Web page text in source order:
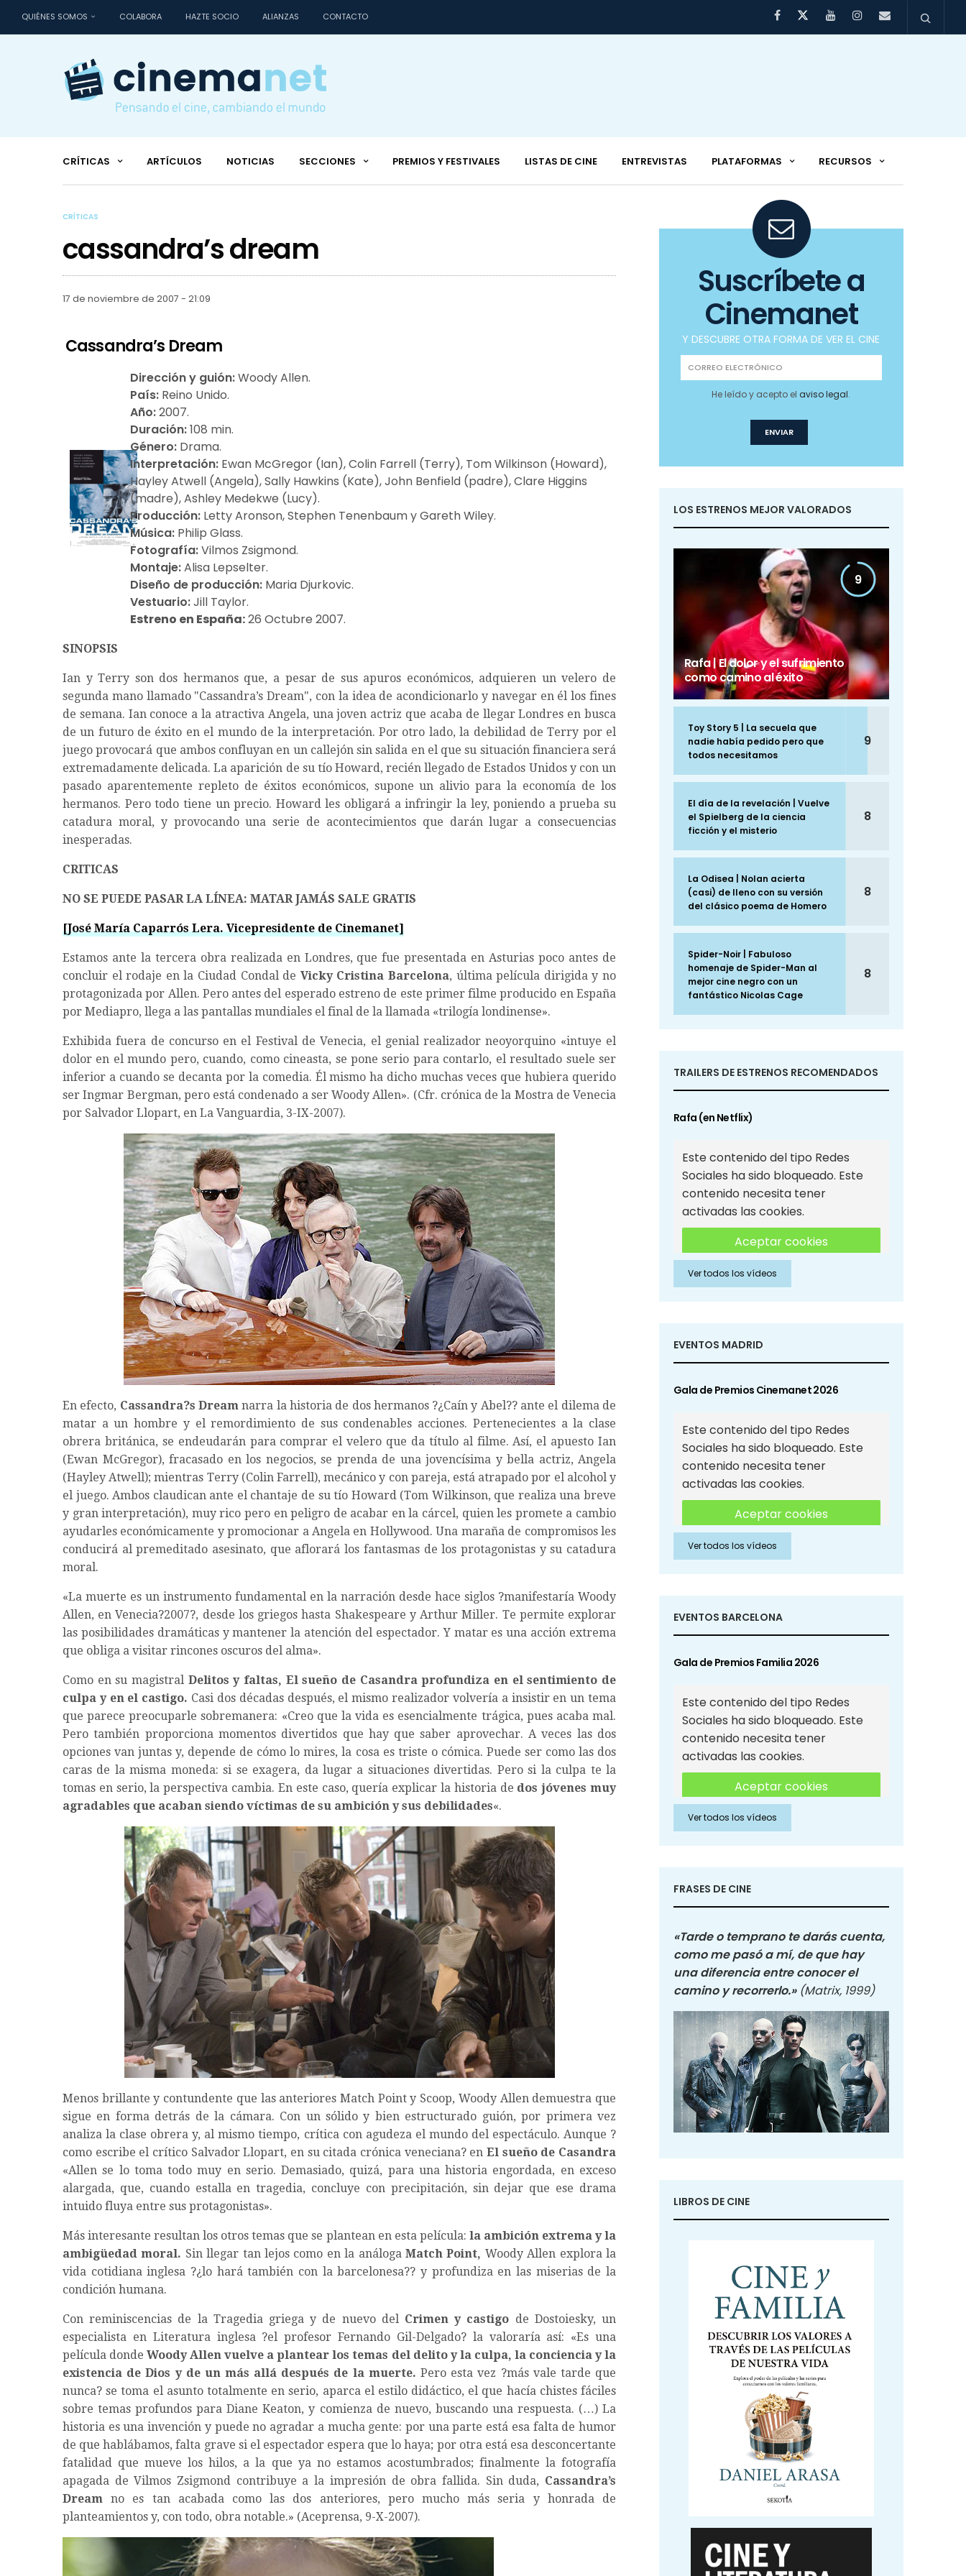
QUIÉNES SOMOS COLABORA HAZTE SOCIO ALIANZAS CONTACTO
CRÍTICAS ARTÍCULOS NOTICIAS SECCIONES PREMIOS Y FESTIVALES LISTAS DE CINE ENTREVISTAS PLATAFORMAS RECURSOS
CRÍTICAS
cassandra’s dream
17 de noviembre de 2007 - 21:09
Cassandra’s Dream
Dirección y guión:Woody Allen.
País: Reino Unido.
Año:2007.
Duración:108 min.
Género: Drama.
Interpretación: Ewan McGregor (Ian), Colin Farrell (Terry), Tom Wilkinson (Howard),
Hayley Atwell (Angela), Sally Hawkins (Kate), John Benfield (padre), Clare Higgins
(madre), Ashley Medekwe (Lucy).
Producción: Letty Aronson, Stephen Tenenbaum y Gareth Wiley.
Música: Philip Glass.
Fotografía:Vilmos Zsigmond.
Montaje:Alisa Lepselter.
Diseño de producción: Maria Djurkovic.
Vestuario:Jill Taylor.
Estreno en España:26 Octubre 2007.
SINOPSIS
Ian y Terry son dos hermanos que, a pesar de sus apuros económicos, adquieren un velero de
segunda mano llamado "Cassandra’s Dream", con la idea de acondicionarlo y navegar en él los fines
de semana. Ian conoce a la atractiva Angela, una joven actriz que acaba de llegar Londres en busca
de un futuro de éxito en el mundo de la interpretación. Por otro lado, la debilidad de Terry por el
juego provocará que ambos confluyan en un callejón sin salida en el que su situación financiera será
extremadamente delicada. La aparición de su tío Howard, recién llegado de Estados Unidos y con un
pasado aparentemente repleto de éxitos económicos, supone un alivio para la economía de los
hermanos. Pero todo tiene un precio. Howard les obligará a infringir la ley, poniendo a prueba su
catadura moral, y provocando una serie de acontecimientos que darán lugar a consecuencias
inesperadas.
CRITICAS
NO SE PUEDE PASAR LA LÍNEA: MATAR JAMÁS SALE GRATIS
[José María Caparrós Lera. Vicepresidente de Cinemanet]
Estamos ante la tercera obra realizada en Londres, que fue presentada en Asturias poco antes de
concluir el rodaje en la Ciudad Condal de Vicky Cristina Barcelona, última película dirigida y no
protagonizada por Allen. Pero antes del esperado estreno de este primer filme producido en España
por Mediapro, llega a las pantallas mundiales el final de la llamada «trilogía londinense».
Exhibida fuera de concurso en el Festival de Venecia, el genial realizador neoyorquino «intuye el
dolor en el mundo pero, cuando, como cineasta, se pone serio para contarlo, el resultado suele ser
inferior a cuando se decanta por la comedia. Él mismo ha dicho muchas veces que hubiera querido
ser Ingmar Bergman, pero está condenado a ser Woody Allen». (Cfr. crónica de la Mostra de Venecia
por Salvador Llopart, en La Vanguardia, 3-IX-2007).
En efecto, Cassandra?s Dreamnarra la historia de dos hermanos ?¿Caín y Abel?? ante el dilema de
matar a un hombre y el remordimiento de sus condenables acciones. Pertenecientes a la clase
obrera británica, se endeudarán para comprar el velero que da título al filme. Así, el apuesto Ian
(Ewan McGregor), fracasado en los negocios, se prenda de una jovencísima y bella actriz, Angela
(Hayley Atwell); mientras Terry (Colin Farrell), mecánico y con pareja, está atrapado por el alcohol y
el juego. Ambos claudican ante el chantaje de su tío Howard (Tom Wilkinson, que realiza una breve
y gran interpretación), muy rico pero en peligro de acabar en la cárcel, quien les promete a cambio
ayudarles económicamente y promocionar a Angela en Hollywood. Una maraña de compromisos les
conducirá al premeditado asesinato, que aflorará los fantasmas de los protagonistas y su catadura
moral.
«La muerte es un instrumento fundamental en la narración desde hace siglos ?manifestaría Woody
Allen, en Venecia?2007?, desde los griegos hasta Shakespeare y Arthur Miller. Te permite explorar
las posibilidades dramáticas y mantener la atención del espectador. Y matar es una acción extrema
que obliga a visitar rincones oscuros del alma».
Como en su magistral Delitos y faltas, El sueño de Casandra profundiza en el sentimiento de
culpa y en el castigo. Casi dos décadas después, el mismo realizador volvería a insistir en un tema
que parece preocuparle sobremanera: «Creo que la vida es esencialmente trágica, pues acaba mal.
Pero también proporciona momentos divertidos que hay que saber aprovechar. A veces las dos
opciones van juntas y, depende de cómo lo mires, la cosa es triste o cómica. Puede ser como las dos
caras de la misma moneda: si se exagera, da lugar a situaciones divertidas. Pero si la culpa te la
tomas en serio, la perspectiva cambia. En este caso, quería explicar la historia de dos jóvenes muy
agradables que acaban siendo víctimas de su ambición y sus debilidades«.
Menos brillante y contundente que las anteriores Match Point y Scoop, Woody Allen demuestra que
sigue en forma detrás de la cámara. Con un sólido y bien estructurado guión, por primera vez
analiza la clase obrera y, al mismo tiempo, crítica con agudeza el mundo del espectáculo. Aunque ?
como escribe el crítico Salvador Llopart, en su citada crónica veneciana? en El sueño de Casandra
«Allen se lo toma todo muy en serio. Demasiado, quizá, para una historia engordada, en exceso
alargada, que, cuando estalla en tragedia, concluye con precipitación, sin dejar que ese drama
intuido fluya entre sus protagonistas».
Más interesante resultan los otros temas que se plantean en esta película: la ambición extrema y la
ambigüedad moral. Sin llegar tan lejos como en la análogaMatch Point, Woody Allen explora la
vida cotidiana inglesa ?¿lo hará también con la barcelonesa?? y profundiza en las miserias de la
condición humana.
Con reminiscencias de la Tragedia griega y de nuevo del Crimen y castigo de Dostoiesky, un
especialista en Literatura inglesa ?el profesor Fernando Gil-Delgado? la valoraría así: «Es una
película dondeWoody Allen vuelve a plantear los temas del delito y la culpa, la conciencia y la
existencia de Dios y de un más allá después de la muerte. Pero esta vez ?más vale tarde que
nunca? se toma el asunto totalmente en serio, aparca el estilo didáctico, el que hacía chistes fáciles
sobre temas profundos para Diane Keaton, y comienza de nuevo, buscando una respuesta. (…) La
historia es una invención y puede no agradar a mucha gente: por una parte está esa falta de humor
de que hablábamos, falta grave si el espectador espera que lo haya; por otra está esa desconcertante
fatalidad que mueve los hilos, a la que ya no estamos acostumbrados; finalmente la fotografía
apagada de Vilmos Zsigmond contribuye a la impresión de obra fallida. Sin duda, Cassandra’s
Dream no es tan acabada como las dos anteriores, pero mucho más seria y honrada de
planteamientos y, con todo, obra notable.» (Aceprensa, 9-X-2007).
Suscríbete a
Cinemanet
Y DESCUBRE OTRA FORMA DE VER EL CINE
He leído y acepto elaviso legal.
LOS ESTRENOS MEJOR VALORADOS
9
Rafa | El dolor y el sufrimiento
como camino al éxito
Toy Story 5 | La secuela que
nadie había pedido pero que
todos necesitamos
9
El día de la revelación | Vuelve
el Spielberg de la ciencia
ficción y el misterio
8
La Odisea | Nolan acierta
(casi) de lleno con su versión
del clásico poema de Homero
8
Spider-Noir | Fabuloso
homenaje de Spider-Man al
mejor cine negro con un
fantástico Nicolas Cage
8
TRAILERS DE ESTRENOS RECOMENDADOS
Rafa (en Netflix)
Este contenido del tipo Redes
Sociales ha sido bloqueado. Este
contenido necesita tener
activadas las cookies.
Aceptar cookies
Aceptar cookies de Redes
Sociales
Ver todos los vídeos
EVENTOS MADRID
Gala de Premios Cinemanet 2026
Este contenido del tipo Redes
Sociales ha sido bloqueado. Este
contenido necesita tener
activadas las cookies.
Aceptar cookies
Aceptar cookies de Redes
Sociales
Ver todos los vídeos
EVENTOS BARCELONA
Gala de Premios Familia 2026
Este contenido del tipo Redes
Sociales ha sido bloqueado. Este
contenido necesita tener
activadas las cookies.
Aceptar cookies
Aceptar cookies de Redes
Sociales
Ver todos los vídeos
FRASES DE CINE
«Tarde o temprano te darás cuenta,
como me pasó a mí, de que hay
una diferencia entre conocer el
camino y recorrerlo.» (Matrix, 1999)
LIBROS DE CINE